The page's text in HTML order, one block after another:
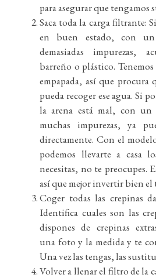
para asegurar que tengamos
Saca toda la carga filtrante:
en buen estado, con
demasiadas impurezas,
barreño o plástico.
empapada, así que procura
pueda recoger ese agua. Si
la arena está mal, con
muchas impurezas, ya
directamente. Con el
podemos llevarte a casa
necesitas, no te preocupes.
así que mejor invertir bien el
Coger todas las crepinas
Identifica cuales son las
dispones de crepinas
una foto y la medida y te
Una vez las tengas, las
Volver a llenar el filtro de la